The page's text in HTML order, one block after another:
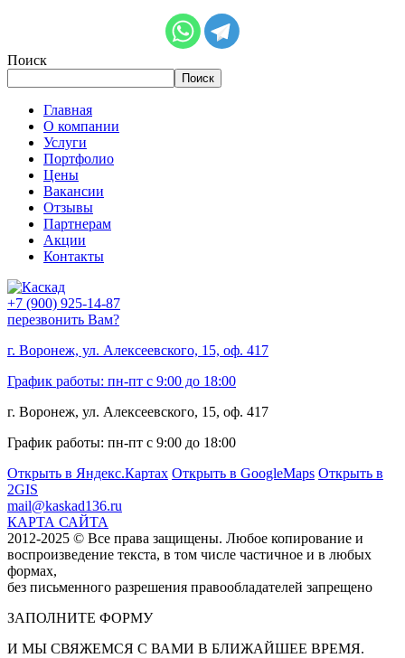
Поиск
Поиск
Главная
О компании
Услуги
Портфолио
Цены
Вакансии
Отзывы
Партнерам
Акции
Контакты
+7 (900) 925-14-87
перезвонить Вам?
г. Воронеж, ул. Алексеевского, 15, оф. 417
График работы: пн-пт с 9:00 до 18:00
г. Воронеж, ул. Алексеевского, 15, оф. 417
График работы: пн-пт с 9:00 до 18:00
Открыть в Яндекс.Картах Открыть в GoogleMaps Открыть в
2GIS
mail@kaskad136.ru
КАРТА САЙТА
2012-2025 © Все права защищены. Любое копирование и
воспроизведение текста, в том числе частичное и в любых
формах,
без письменного разрешения правообладателей запрещено
ЗАПОЛНИТЕ ФОРМУ
И МЫ СВЯЖЕМСЯ С ВАМИ В БЛИЖАЙШЕЕ ВРЕМЯ.